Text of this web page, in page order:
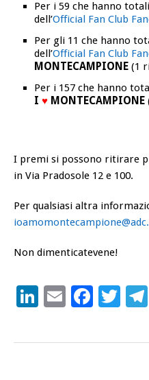
Per i 59 che hanno
dell’Official Fan Club
Per gli 11 che hanno
dell’Official Fan Club
MONTECAMPIONE (1
Per i 157 che hanno
I ♥ MONTECAMPIONE
I premi si possono ritirare
in Via Pradosole 12 e 100.
Per qualsiasi altra
Non dimenticatevene!
LinkedIn
Email